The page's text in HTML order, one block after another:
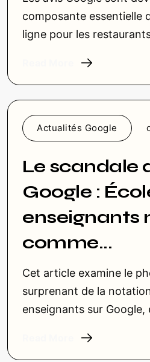
composante essentielle
ligne pour les
Actualités Google
Le scandale
Google :
enseignants
comme...
Cet article examine le
surprenant de la
enseignants sur Google,